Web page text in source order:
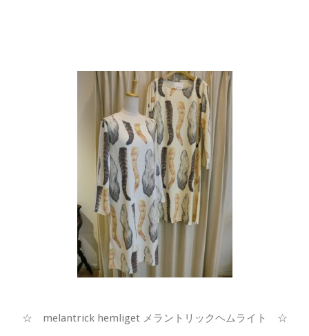
☆ melantrick hemliget メラントリックヘムライト ☆